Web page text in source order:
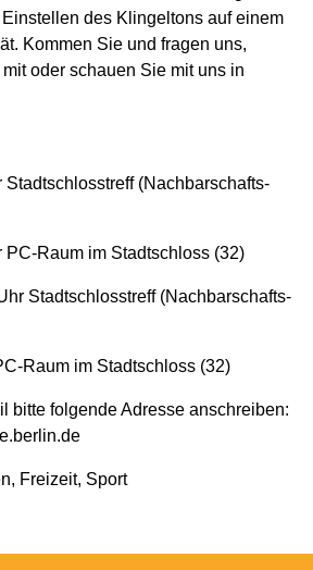
des Klingeltons auf einem
Kommen Sie und fragen uns,
oder schauen Sie mit uns in
Stadtschlosstreff (Nachbarschafts-
PC-Raum im Stadtschloss (32)
Stadtschlosstreff (Nachbarschafts-
Raum im Stadtschloss (32)
bitte folgende Adresse anschreiben:
Freizeit, Sport